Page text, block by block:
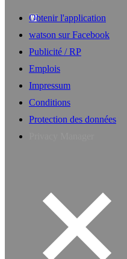
Obtenir l'application
watson sur Facebook
Publicité / RP
Emplois
Impressum
Conditions
Protection des données